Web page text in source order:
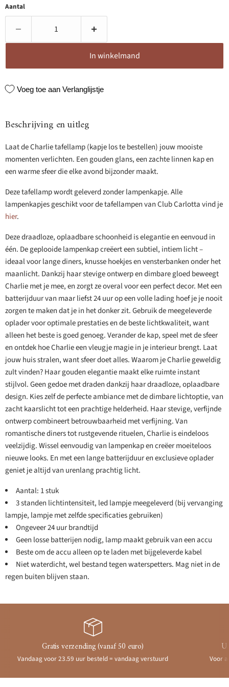
Aantal
In winkelmand
Voeg toe aan Verlanglijstje
Beschrijving en uitleg
Laat de Charlie tafellamp (kapje los te bestellen) jouw mooiste
momenten verlichten. Een gouden glans, een zachte linnen kap en
een warme sfeer die elke avond bijzonder maakt.
Deze tafellamp wordt geleverd zonder lampenkapje. Alle
lampenkapjes geschikt voor de tafellampen van Club Carlotta vind je
hier.
Deze draadloze, oplaadbare schoonheid is elegantie en eenvoud in
één. De geplooide lampenkap creëert een subtiel, intiem licht –
ideaal voor lange diners, knusse hoekjes en vensterbanken onder het
maanlicht. Dankzij haar stevige ontwerp en dimbare gloed beweegt
Charlie met je mee, en zorgt ze overal voor een perfect decor. Met een
batterijduur van maar liefst 24 uur op een volle lading hoef je je nooit
zorgen te maken dat je in het donker zit. Gebruik de meegeleverde
oplader voor optimale prestaties en de beste lichtkwaliteit, want
alleen het beste is goed genoeg. Verander de kap, speel met de sfeer
en ontdek hoe Charlie een vleugje magie in je interieur brengt. Laat
jouw huis stralen, want sfeer doet alles. Waarom je Charlie geweldig
zult vinden? Haar gouden elegantie maakt elke ruimte instant
stijlvol. Geen gedoe met draden dankzij haar draadloze, oplaadbare
design. Kies zelf de perfecte ambiance met de dimbare lichtoptie, van
zacht kaarslicht tot een prachtige helderheid. Haar stevige, verfijnde
ontwerp combineert betrouwbaarheid met verfijning. Van
romantische diners tot rustgevende rituelen, Charlie is eindeloos
veelzijdig. Wissel eenvoudig van lampenkap en creëer moeiteloos
nieuwe looks. En met een lange batterijduur en exclusieve oplader
geniet je altijd van urenlang prachtig licht.
Aantal: 1 stuk
3 standen lichtintensiteit, led lampje meegeleverd (bij vervanging
lampje, lampje met zelfde specificaties gebruiken)
Ongeveer 24 uur brandtijd
Geen losse batterijen nodig, lamp maakt gebruik van een accu
Beste om de accu alleen op te laden met bijgeleverde kabel
Niet waterdicht, wel bestand tegen waterspetters. Mag niet in de
regen buiten blijven staan.
Gratis verzending (vanaf 50 euro)
Vandaag voor 23.59 uur besteld = vandaag verstuurd Voor